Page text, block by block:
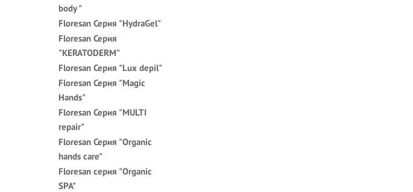
body "
Floresan Серия "HydraGel"
Floresan Серия
"KERATODERM"
Floresan Серия "Lux depil"
Floresan Серия "Magic
Hands"
Floresan Серия "MULTI
repair"
Floresan Серия "Organic
hands care"
Floresan серия "Organic
SPA"